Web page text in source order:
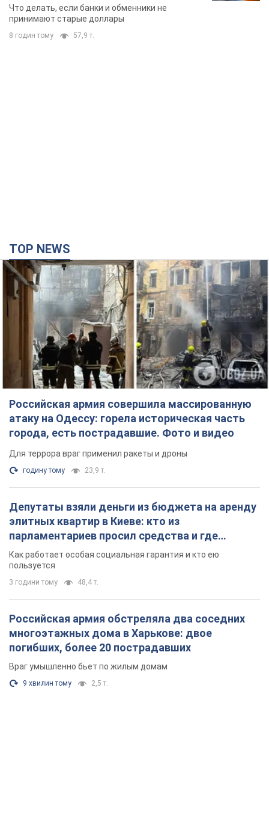
банки такие купюры
Что делать, если банки и обменники не
принимают старые доллары
8 годин тому 57,9 т.
TOP NEWS
Российская армия совершила массированную
атаку на Одессу: горела историческая часть
города, есть пострадавшие. Фото и видео
Для террора враг применил ракеты и дроны
годину тому 23,9 т.
Депутаты взяли деньги из бюджета на аренду
элитных квартир в Киеве: кто из
парламентариев просил средства и где
поселился
Как работает особая социальная гарантия и кто ею
пользуется
3 години тому 48,4 т.
Российская армия обстреляла два соседних
многоэтажных дома в Харькове: двое
погибших, более 20 пострадавших
Враг умышленно бьет по жилым домам
9 хвилин тому 2,5 т.